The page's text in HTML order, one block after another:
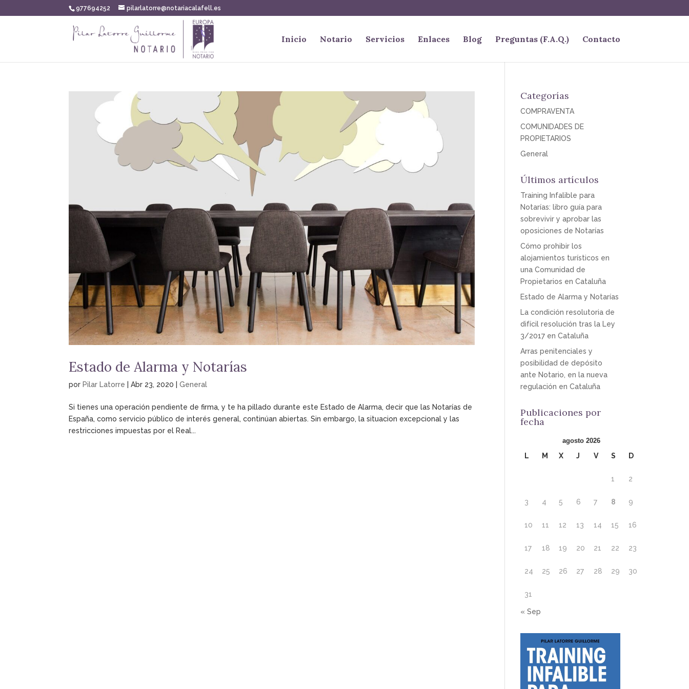
977694252 pilarlatorre@notariacalafell.es
Inicio Notario Servicios Enlaces Blog Preguntas (F.A.Q.) Contacto
Estado de Alarma y Notarías
por Pilar Latorre |Abr 23, 2020 |General
Si tienes una operación pendiente de firma, y te ha pillado durante este Estado de Alarma, decir que las Notarías de
España, como servicio público de interés general, continúan abiertas. Sin embargo, la situacion excepcional y las
restricciones impuestas por el Real...
Categorías
COMPRAVENTA
COMUNIDADES DE
PROPIETARIOS
General
Últimos artículos
Training Infalible para
Notarías: libro guía para
sobrevivir y aprobar las
oposiciones de Notarías
Cómo prohibir los
alojamientos turísticos en
una Comunidad de
Propietarios en Cataluña
Estado de Alarma y Notarías
La condición resolutoria de
difícil resolución tras la Ley
3/2017 en Cataluña
Arras penitenciales y
posibilidad de depósito
ante Notario, en la nueva
regulación en Cataluña
Publicaciones por
fecha
agosto 2026
L M X J V S D
1 2
3 4 5 6 7 8 9
10 11 12 13 14 15 16
17 18 19 20 21 22 23
24 25 26 27 28 29 30
31
« Sep